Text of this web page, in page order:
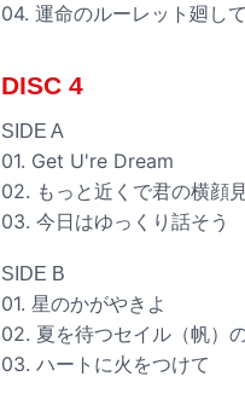
04. 運命のルーレット廻して
DISC 4
SIDE A
01. Get U're Dream
02. もっと近くで君の横顔
03. 今日はゆっくり話そう
SIDE B
01. 星のかがやきよ
02. 夏を待つセイル（帆）
03. ハートに火をつけて